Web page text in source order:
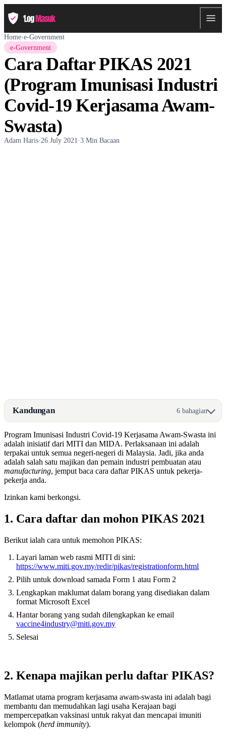
Home›e-Government
e-Government
Cara Daftar PIKAS 2021
(Program Imunisasi Industri
Covid-19 Kerjasama Awam-
Swasta)
Adam Haris·26 July 2021·3 Min Bacaan
Kandungan 6 bahagian
Program Imunisasi Industri Covid-19 Kerjasama Awam-Swasta ini
adalah inisiatif dari MITI dan MIDA. Perlaksanaan ini adalah
terpakai untuk semua negeri-negeri di Malaysia. Jadi, jika anda
adalah salah satu majikan dan pemain industri pembuatan atau
manufacturing, jemput baca cara daftar PIKAS untuk pekerja-
pekerja anda.
Izinkan kami berkongsi.
1. Cara daftar dan mohon PIKAS 2021
Berikut ialah cara untuk memohon PIKAS:
Layari laman web rasmi MITI di sini:
https://www.miti.gov.my/redir/pikas/registrationform.html
Pilih untuk download samada Form 1 atau Form 2
Lengkapkan maklumat dalam borang yang disediakan dalam
format Microsoft Excel
Hantar borang yang sudah dilengkapkan ke email
vaccine4industry@miti.gov.my
Selesai
2. Kenapa majikan perlu daftar PIKAS?
Matlamat utama program kerjasama awam-swasta ini adalah bagi
membantu dan memudahkan lagi usaha Kerajaan bagi
mempercepatkan vaksinasi untuk rakyat dan mencapai imuniti
kelompok (herd immunity).